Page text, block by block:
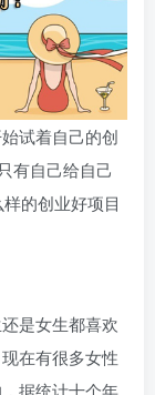
试着自己的创
有自己给自己
的创业好项目
是女生都喜欢
在有很多女性
据统计十个年